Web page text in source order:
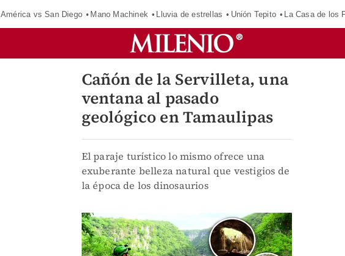
América vs San Diego Mano Machinek Lluvia de estrellas Unión Tepito La Casa de los
Cañón de la Servilleta, una
ventana al pasado
geológico en Tamaulipas
El paraje turístico lo mismo ofrece una
exuberante belleza natural que vestigios de
la época de los dinosaurios